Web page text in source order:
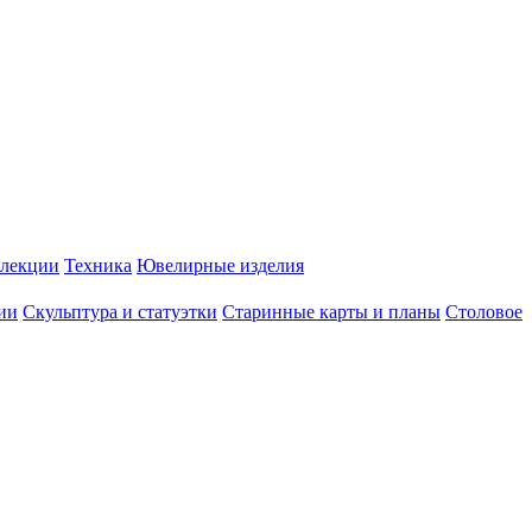
Техника Ювелирные изделия
Скульптура и статуэтки Старинные карты и планы Столовое